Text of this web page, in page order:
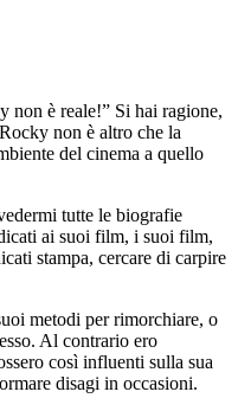
non è reale!” Si hai ragione,
non è altro che la
del cinema a quello
tutte le biografie
ai suoi film, i suoi film,
stampa, cercare di carpire
metodi per rimorchiare, o
Al contrario ero
così influenti sulla sua
disagi in occasioni.